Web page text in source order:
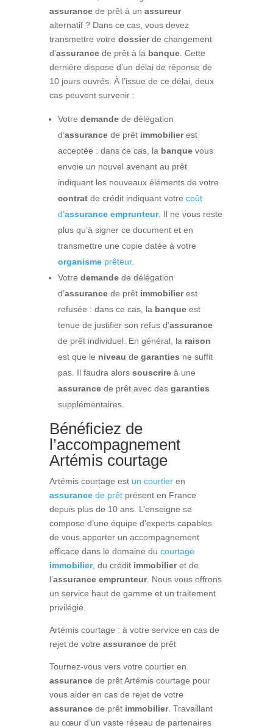
assurancede prêt à un assureur
alternatif ? Dans ce cas, vous devez
transmettre votre dossierde changement
d’assurancede prêt à la banque. Cette
dernière dispose d’un délai de réponse de
10 jours ouvrés. À l’issue de ce délai, deux
cas peuvent survenir :
Votre demandede délégation
d’assurancede prêt immobilierest
acceptée : dans ce cas, la banquevous
envoie un nouvel avenant au prêt
indiquant les nouveaux éléments de votre
contratde crédit indiquant votre coût
d’assurance emprunteur. Il ne vous reste
plus qu’à signer ce document et en
transmettre une copie datée à votre
organismeprêteur.
Votre demandede délégation
d’assurancede prêt immobilierest
refusée : dans ce cas, la banqueest
tenue de justifier son refus d’assurance
de prêt individuel. En général, la raison
est que le niveau de garanties ne suffit
pas. Il faudra alors souscrireà une
assurancede prêt avec des garanties
supplémentaires.
Bénéficiez de
l’accompagnement
Artémis courtage
Artémis courtage est un courtieren
assurancede prêtprésent en France
depuis plus de 10 ans. L’enseigne se
compose d’une équipe d’experts capables
de vous apporter un accompagnement
efficace dans le domaine du courtage
immobilier, du crédit immobilieret de
l’assurance emprunteur. Nous vous offrons
un service haut de gamme et un traitement
privilégié.
Artémis courtage : à votre service en cas de
rejet de votre assurancede prêt
Tournez-vous vers votre courtier en
assurancede prêt Artémis courtage pour
vous aider en cas de rejet de votre
assurancede prêt immobilier. Travaillant
au cœur d’un vaste réseau de partenaires